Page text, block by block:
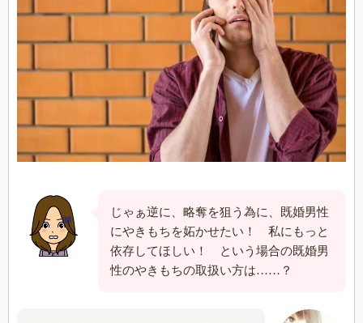
じゃぁ逆に、略奪を狙う為に、既婚男性
にやきもちを妬かせたい！ 私にもっと
依存してほしい！ という場合の既婚男
性のやきもちの取扱い方は……？